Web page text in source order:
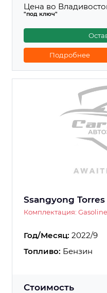
Цена во
"под ключ"
Подробнее
Ssangyong Torres
Комплектация: Gasoline
Год/Месяц: 2022/9
Топливо: Бензин
Стоимость